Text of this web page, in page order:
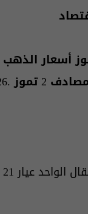
أسعار
.2026